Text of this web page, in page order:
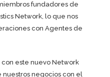
fundadores de
Network, lo que nos
con Agentes de
este nuevo Network
negocios con el